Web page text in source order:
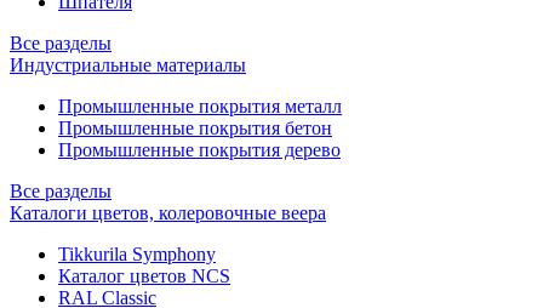
Все разделы
Индустриальные материалы
Промышленные покрытия металл
Промышленные покрытия бетон
Промышленные покрытия дерево
Все разделы
Каталоги цветов, колеровочные веера
Tikkurila Symphony
Каталог цветов NCS
RAL Classic